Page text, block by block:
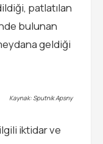
patlatılan
bulunan
geldiği
Kaynak: Sputnik Apsny
iktidar ve